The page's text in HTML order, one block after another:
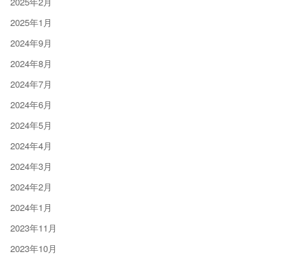
2025年1月
2024年9月
2024年8月
2024年7月
2024年6月
2024年5月
2024年4月
2024年3月
2024年2月
2024年1月
2023年11月
2023年10月